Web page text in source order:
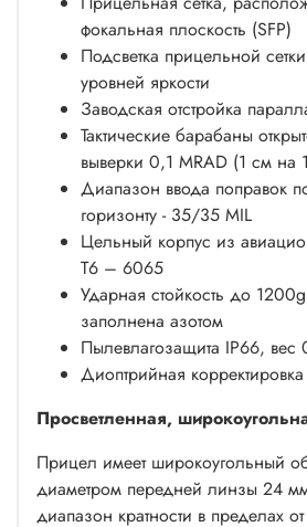
фокальная плоскость (SFP)
Подсветка прицельной
уровней яркости
Заводская отстройка
Тактические барабаны
выверки 0,1 MRAD (1 см на
Диапазон ввода поправок
горизонту - 35/35 MIL
Цельный корпус из
Т6 – 6065
Ударная стойкость до
заполнена азотом
Пылевлагозащита IP66, вес
Диоптрийная
Просветленная,
Прицел имеет широкоугольный
диаметром передней линзы 24
диапазон кратности в пределах